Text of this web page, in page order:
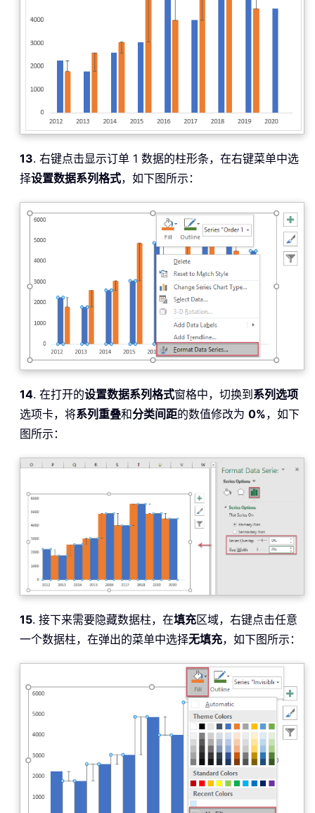
13. 右键点击显示订单 1 数据的柱形条，在右键菜单中选
择设置数据系列格式，如下图所示：
14. 在打开的设置数据系列格式窗格中，切换到系列选项
选项卡，将系列重叠和分类间距的数值修改为 0%，如下
图所示：
15. 接下来需要隐藏数据柱，在填充区域，右键点击任意
一个数据柱，在弹出的菜单中选择无填充，如下图所示：